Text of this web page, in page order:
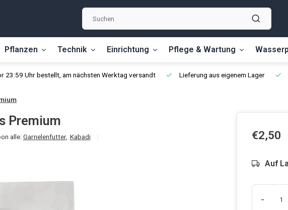
Pflanzen Technik Einrichtung Pflege & Wartung
23:59 Uhr bestellt, am nächsten Werktag versandt Lieferung aus eigenem Lager
Premium
alle: Garnelenfutter, Kabadi €2,50
Auf
-